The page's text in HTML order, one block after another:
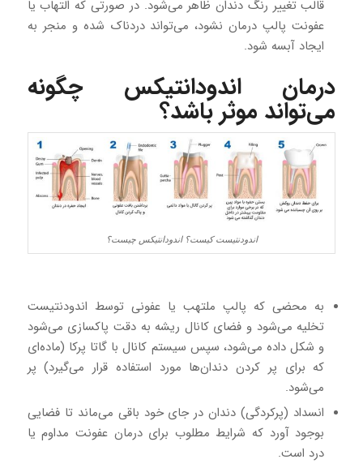
قالب تغییر رنگ دندان ظاهر می‌شود. در صورتی که التهاب یا
عفونت پالپ درمان نشود، می‌تواند دردناک شده و منجر به
ایجاد آبسه شود.
درمان اندودانتیکس چگونه
می‌تواند موثر باشد؟
اندودنتیست کیست؟ اندودانتیکس چیست؟
به محضی که پالپ ملتهب یا عفونی توسط اندودنتیست
تخلیه می‌شود و فضای کانال ریشه به دقت پاکسازی می‌شود
و شکل داده می‌شود، سپس سیستم کانال با گاتا پرکا (ماده‌ای
که برای پر کردن دندان‌ها مورد استفاده قرار می‌گیرد) پر
می‌شود.
انسداد (پرکردگی) دندان در جای خود باقی می‌ماند تا فضایی
بوجود آورد که شرایط مطلوب برای درمان عفونت مداوم یا
درد است.